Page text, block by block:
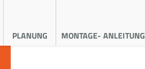
PLANUNG MONTAGE- ANLEITUNG